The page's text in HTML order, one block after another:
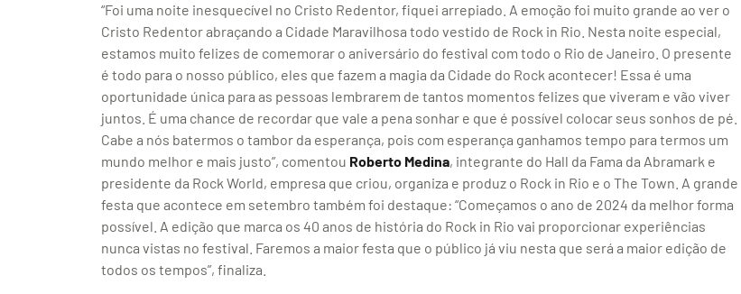
“Foi uma noite inesquecível no Cristo Redentor, fiquei arrepiado. A emoção foi muito grande ao ver o
Cristo Redentor abraçando a Cidade Maravilhosa todo vestido de Rock in Rio. Nesta noite especial,
estamos muito felizes de comemorar o aniversário do festival com todo o Rio de Janeiro. O presente
é todo para o nosso público, eles que fazem a magia da Cidade do Rock acontecer! Essa é uma
oportunidade única para as pessoas lembrarem de tantos momentos felizes que viveram e vão viver
juntos. É uma chance de recordar que vale a pena sonhar e que é possível colocar seus sonhos de pé.
Cabe a nós batermos o tambor da esperança, pois com esperança ganhamos tempo para termos um
mundo melhor e mais justo”, comentou Roberto Medina, integrante do Hall da Fama da Abramark e
presidente da Rock World, empresa que criou, organiza e produz o Rock in Rio e o The Town. A grande
festa que acontece em setembro também foi destaque: “Começamos o ano de 2024 da melhor forma
possível. A edição que marca os 40 anos de história do Rock in Rio vai proporcionar experiências
nunca vistas no festival. Faremos a maior festa que o público já viu nesta que será a maior edição de
todos os tempos”, finaliza.